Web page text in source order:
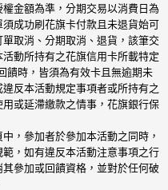
金額為準，分期交易以消費日為
成功刷花旗卡付款且未退貨始可
取消、分期取消、退貨，該筆交
動所持有之花旗信用卡所載特定
饋時，皆須為有效卡且無逾期未
反本活動規定事項者或所持有之
或延滯繳款之情事，花旗銀行保
，參加者於參加本活動之同時，
，如有違反本活動注意事項之行
參加或回饋資格，並對於任何破